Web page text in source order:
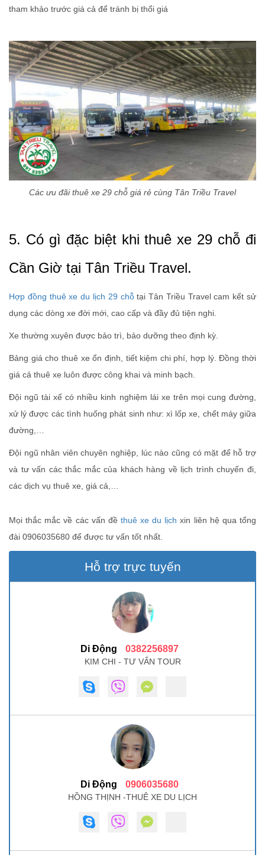
tham khảo trước giá cả để tránh bị thổi giá
Các ưu đãi thuê xe 29 chỗ giá rẻ cùng Tân Triều Travel
5. Có gì đặc biệt khi thuê xe 29 chỗ đi
Cần Giờ tại Tân Triều Travel.
Hợp đồng thuê xe du lịch 29 chỗtại Tân Triều Travel cam kết sử
dụng các dòng xe đời mới, cao cấp và đầy đủ tiện nghi.
Xe thường xuyên được bảo trì, bảo dưỡng theo định kỳ.
Bảng giá cho thuê xe ổn định, tiết kiệm chi phí, hợp lý. Đồng thời
giá cả thuê xe luôn được công khai và minh bạch.
Đội ngũ tài xế có nhiều kinh nghiệm lái xe trên mọi cung đường,
xử lý được các tình huống phát sinh như: xì lốp xe, chết máy giữa
đường,…
Đội ngũ nhân viên chuyên nghiệp, lúc nào cũng có mặt để hỗ trợ
và tư vấn các thắc mắc của khách hàng về lịch trình chuyến đi,
các dịch vụ thuê xe, giá cả,…
Mọi thắc mắc về các vấn đề thuê xe du lịch xin liên hệ qua tổng
đài 0906035680 để được tư vấn tốt nhất.
Hỗ trợ trực tuyến
Di Động 0382256897
KIM CHI - TƯ VẤN TOUR
Di Động 0906035680
HỒNG THỊNH -THUÊ XE DU LỊCH